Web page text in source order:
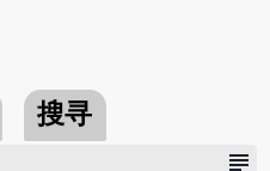
搜寻
subject